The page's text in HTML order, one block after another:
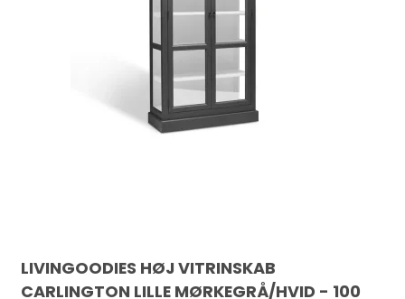
LIVINGOODIES HØJ VITRINSKAB
CARLINGTON LILLE MØRKEGRÅ/HVID - 100